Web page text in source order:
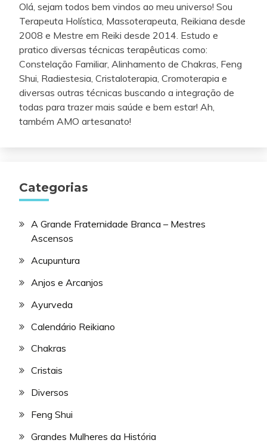
Olá, sejam todos bem vindos ao meu universo! Sou
Terapeuta Holística, Massoterapeuta, Reikiana desde
2008 e Mestre em Reiki desde 2014. Estudo e
pratico diversas técnicas terapêuticas como:
Constelação Familiar, Alinhamento de Chakras, Feng
Shui, Radiestesia, Cristaloterapia, Cromoterapia e
diversas outras técnicas buscando a integração de
todas para trazer mais saúde e bem estar! Ah,
também AMO artesanato!
Categorias
A Grande Fraternidade Branca – Mestres
Ascensos
Acupuntura
Anjos e Arcanjos
Ayurveda
Calendário Reikiano
Chakras
Cristais
Diversos
Feng Shui
Grandes Mulheres da História